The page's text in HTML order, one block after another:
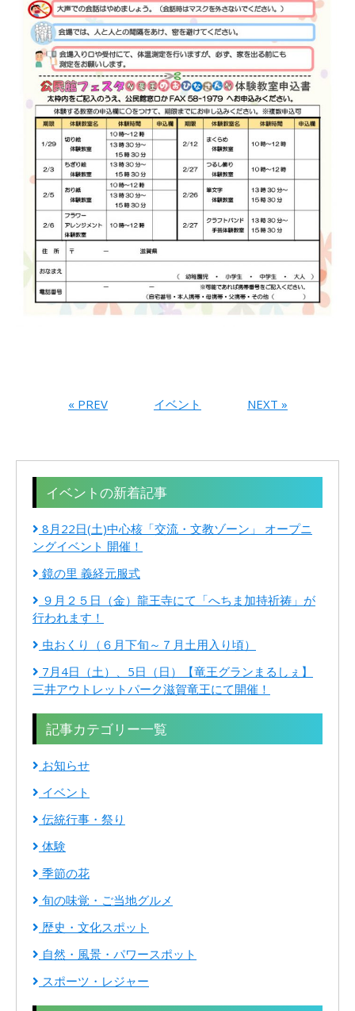
« PREV イベント NEXT »
イベントの新着記事
8月22日(土)中心核「交流・文教ゾーン」 オープニ
ングイベント 開催！
鏡の里 義経元服式
９月２５日（金）龍王寺にて「へちま加持祈祷」が
行われます！
虫おくり（６月下旬～７月土用入り頃）
7月4日（土）、5日（日）【竜王グランまるしぇ】
三井アウトレットパーク滋賀竜王にて開催！
記事カテゴリー一覧
お知らせ
イベント
伝統行事・祭り
体験
季節の花
旬の味覚・ご当地グルメ
歴史・文化スポット
自然・風景・パワースポット
スポーツ・レジャー